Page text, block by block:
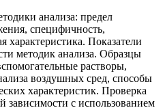
анализа: предел
специфичность,
характеристика. Показатели
методик анализа. Образцы
растворы,
воздушных сред, способы
характеристик. Проверка
зависимости с использованием